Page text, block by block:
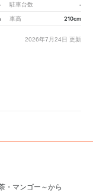
駐車台数 -
車高 210cm
2026年7月24日 更新
・マンゴー～から